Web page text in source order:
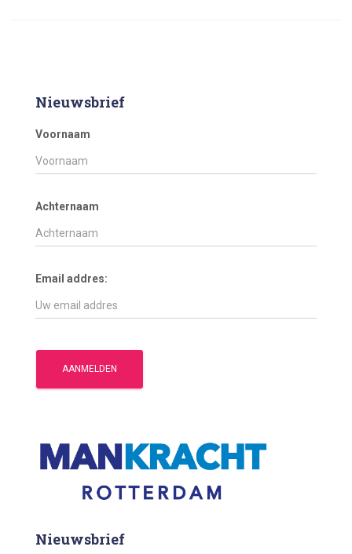
Nieuwsbrief
Voornaam
Achternaam
Email addres:
Nieuwsbrief